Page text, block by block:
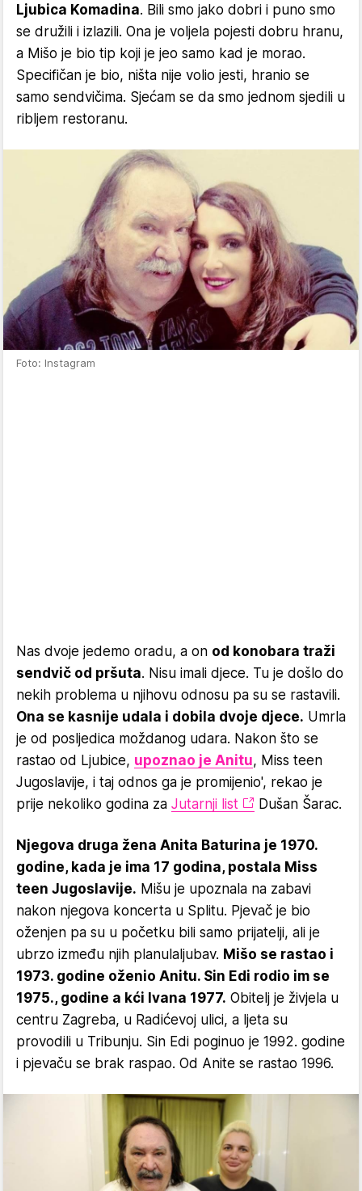
Ljubica Komadina. Bili smo jako dobri i puno smo
se družili i izlazili. Ona je voljela pojesti dobru hranu,
a Mišo je bio tip koji je jeo samo kad je morao.
Specifičan je bio, ništa nije volio jesti, hranio se
samo sendvičima. Sjećam se da smo jednom sjedili u
ribljem restoranu.
Foto: Instagram
Nas dvoje jedemo oradu, a on od konobara traži
sendvič od pršuta. Nisu imali djece. Tu je došlo do
nekih problema u njihovu odnosu pa su se rastavili.
Ona se kasnije udala i dobila dvoje djece. Umrla
je od posljedica moždanog udara. Nakon što se
rastao od Ljubice, upoznao je Anitu, Miss teen
Jugoslavije, i taj odnos ga je promijenio', rekao je
prije nekoliko godina za Jutarnji list Dušan Šarac.
Njegova druga žena Anita Baturina je 1970.
godine, kada je ima 17 godina, postala Miss
teen Jugoslavije. Mišu je upoznala na zabavi
nakon njegova koncerta u Splitu. Pjevač je bio
oženjen pa su u početku bili samo prijatelji, ali je
ubrzo između njih planulaljubav. Mišo se rastao i
1973. godine oženio Anitu. Sin Edi rodio im se
1975., godine a kći Ivana 1977. Obitelj je živjela u
centru Zagreba, u Radićevoj ulici, a ljeta su
provodili u Tribunju. Sin Edi poginuo je 1992. godine
i pjevaču se brak raspao. Od Anite se rastao 1996.